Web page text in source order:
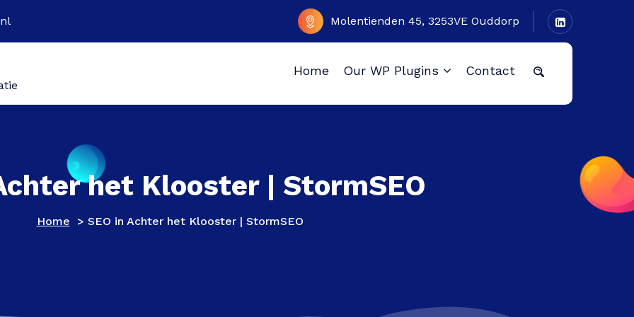
Molentienden 45, 3253VE Ouddorp
Home Our WP Plugins Contact
het Klooster | StormSEO
Home > SEO in Achter het Klooster | StormSEO